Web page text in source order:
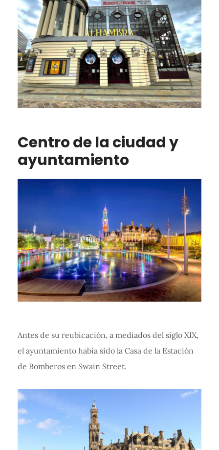
Centro de la ciudad y
ayuntamiento
Antes de su reubicación, a mediados del siglo XIX,
el ayuntamiento había sido la Casa de la Estación
de Bomberos en Swain Street.